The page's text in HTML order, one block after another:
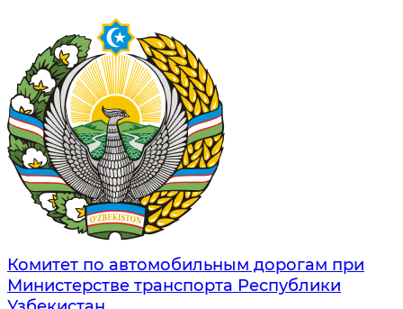
Комитет по автомобильным дорогам при
Министерстве транспорта Республики